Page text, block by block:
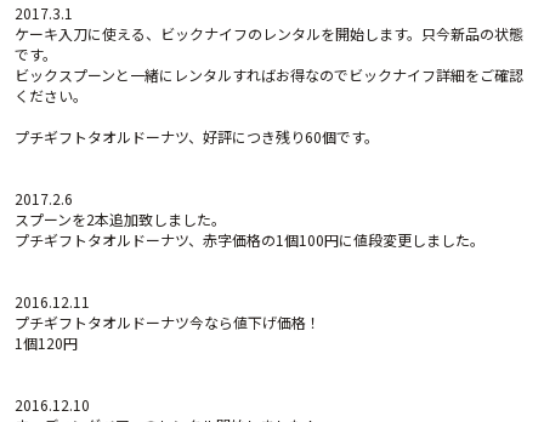
2017.3.1
ケーキ入刀に使える、ビックナイフのレンタルを開始します。只今新品の状態
です。
ビックスプーンと一緒にレンタルすればお得なのでビックナイフ詳細をご確認
ください。
プチギフトタオルドーナツ、好評につき残り60個です。
2017.2.6
スプーンを2本追加致しました。
プチギフトタオルドーナツ、赤字価格の1個100円に値段変更しました。
2016.12.11
プチギフトタオルドーナツ今なら値下げ価格！
1個120円
2016.12.10